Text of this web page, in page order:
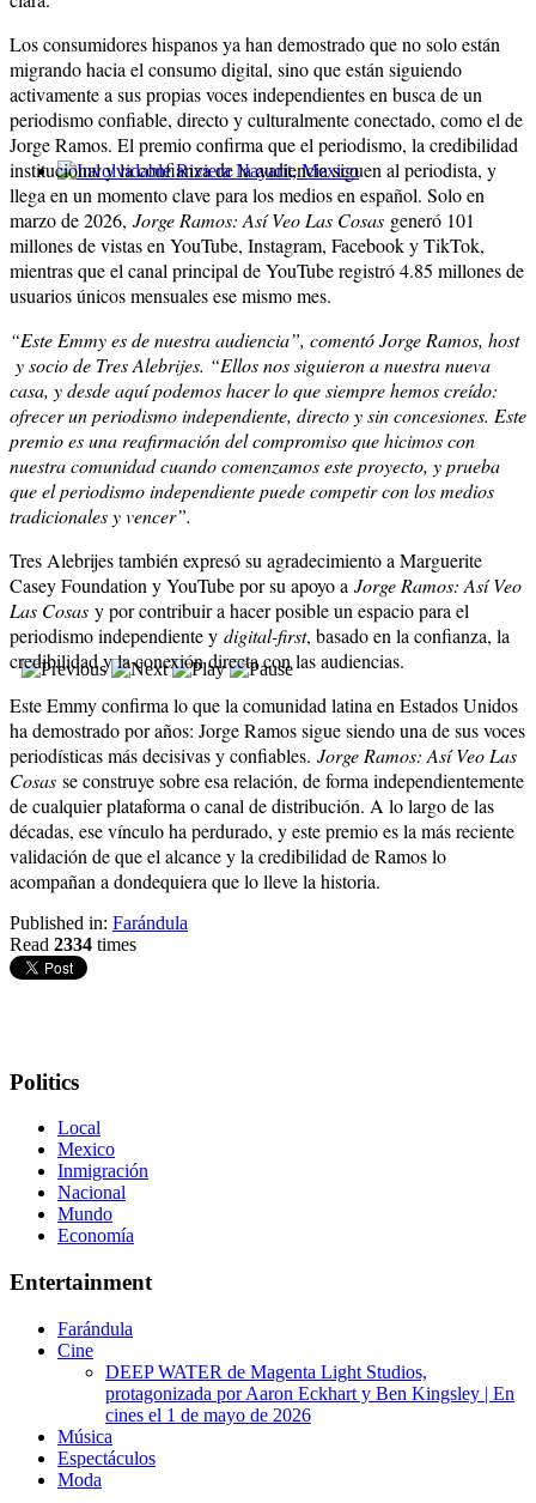
Involvidable Riviera Nayarit, Mexico
Los consumidores hispanos ya han demostrado que no solo están
migrando hacia el consumo digital, sino que están siguiendo
activamente a sus propias voces independientes en busca de un
periodismo confiable, directo y culturalmente conectado, como el de
Jorge Ramos. El premio confirma que el periodismo, la credibilidad
institucional y la confianza de la audiencia siguen al periodista, y
llega en un momento clave para los medios en español. Solo en
marzo de 2026, Jorge Ramos: Así Veo Las Cosas generó 101
millones de vistas en YouTube, Instagram, Facebook y TikTok,
mientras que el canal principal de YouTube registró 4.85 millones de
usuarios únicos mensuales ese mismo mes.
“Este Emmy es de nuestra audiencia”, comentó Jorge Ramos, host
y socio de Tres Alebrijes. “Ellos nos siguieron a nuestra nueva
casa, y desde aquí podemos hacer lo que siempre hemos creído:
ofrecer un periodismo independiente, directo y sin concesiones. Este
premio es una reafirmación del compromiso que hicimos con
nuestra comunidad cuando comenzamos este proyecto, y prueba
que el periodismo independiente puede competir con los medios
tradicionales y vencer”.
Tres Alebrijes también expresó su agradecimiento a Marguerite
Casey Foundation y YouTube por su apoyo a Jorge Ramos: Así Veo
Las Cosas y por contribuir a hacer posible un espacio para el
periodismo independiente y digital-first, basado en la confianza, la
credibilidad y la conexión directa con las audiencias.
Este Emmy confirma lo que la comunidad latina en Estados Unidos
ha demostrado por años: Jorge Ramos sigue siendo una de sus voces
periodísticas más decisivas y confiables. Jorge Ramos: Así Veo Las
Cosas se construye sobre esa relación, de forma independientemente
de cualquier plataforma o canal de distribución. A lo largo de las
décadas, ese vínculo ha perdurado, y este premio es la más reciente
validación de que el alcance y la credibilidad de Ramos lo
acompañan a dondequiera que lo lleve la historia.
Published in: Farándula
Read 2334 times
Politics
Local
Mexico
Inmigración
Nacional
Mundo
Economía
Entertainment
Farándula
Cine
DEEP WATER de Magenta Light Studios,
protagonizada por Aaron Eckhart y Ben Kingsley | En
cines el 1 de mayo de 2026
Música
Espectáculos
Moda